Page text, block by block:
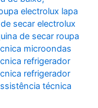
electrolux lapa
secar electrolux
de secar roupa
microondas
refrigerador
refrigerador
técnica